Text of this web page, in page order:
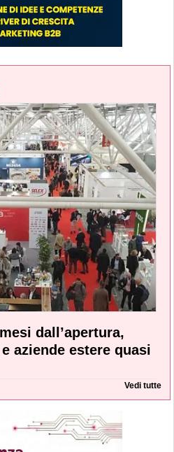
dall’apertura,
aziende estere quasi
Vedi tutte